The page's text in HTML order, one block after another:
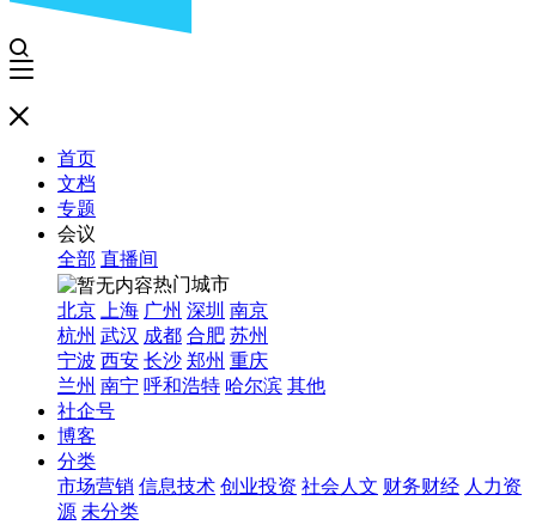
首页
文档
专题
会议
全部 直播间
热门城市
北京
上海 广州 深圳 南京
杭州 武汉 成都 合肥 苏州
宁波 西安 长沙 郑州 重庆
兰州 南宁 呼和浩特 哈尔滨 其他
社企号
博客
分类
市场营销 信息技术 创业投资 社会人文 财务财经 人力资
源 未分类